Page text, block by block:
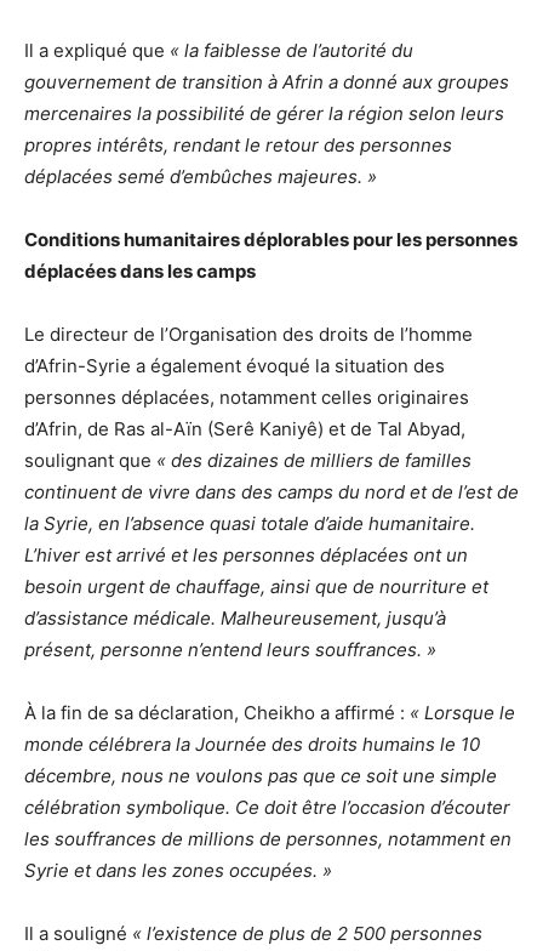
Il a expliqué que « la faiblesse de l’autorité du
gouvernement de transition à Afrin a donné aux groupes
mercenaires la possibilité de gérer la région selon leurs
propres intérêts, rendant le retour des personnes
déplacées semé d’embûches majeures. »
Conditions humanitaires déplorables pour les personnes
déplacées dans les camps
Le directeur de l’Organisation des droits de l’homme
d’Afrin-Syrie a également évoqué la situation des
personnes déplacées, notamment celles originaires
d’Afrin, de Ras al-Aïn (Serê Kaniyê) et de Tal Abyad,
soulignant que « des dizaines de milliers de familles
continuent de vivre dans des camps du nord et de l’est de
la Syrie, en l’absence quasi totale d’aide humanitaire.
L’hiver est arrivé et les personnes déplacées ont un
besoin urgent de chauffage, ainsi que de nourriture et
d’assistance médicale. Malheureusement, jusqu’à
présent, personne n’entend leurs souffrances. »
À la fin de sa déclaration, Cheikho a affirmé : « Lorsque le
monde célébrera la Journée des droits humains le 10
décembre, nous ne voulons pas que ce soit une simple
célébration symbolique. Ce doit être l’occasion d’écouter
les souffrances de millions de personnes, notamment en
Syrie et dans les zones occupées. »
Il a souligné « l’existence de plus de 2 500 personnes